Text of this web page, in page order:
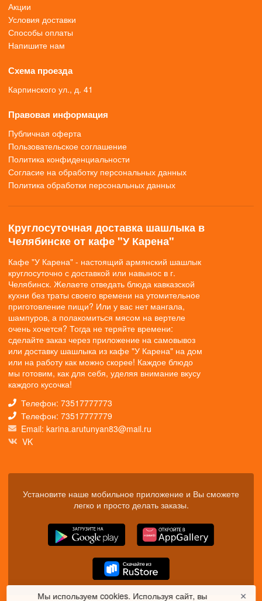
Акции
Условия доставки
Способы оплаты
Напишите нам
Схема проезда
Карпинского ул., д. 41
Правовая информация
Публичная оферта
Пользовательское соглашение
Политика конфиденциальности
Согласие на обработку персональных данных
Политика обработки персональных данных
Круглосуточная доставка шашлыка в
Челябинске от кафе "У Карена"
Кафе "У Карена" - настоящий армянский шашлык
круглосуточно с доставкой или навынос в г.
Челябинск. Желаете отведать блюда кавказской
кухни без траты своего времени на утомительное
приготовление пищи? Или у вас нет мангала,
шампуров, а полакомиться мясом на вертеле
очень хочется? Тогда не теряйте времени:
сделайте заказ через приложение на самовывоз
или доставку шашлыка из кафе "У Карена" на дом
или на работу как можно скорее! Каждое блюдо
мы готовим, как для себя, уделяя внимание вкусу
каждого кусочка!
Телефон: 73517777773
Телефон: 73517777779
Email: karina.arutunyan83@mail.ru
VK
Установите наше мобильное приложение и Вы сможете
легко и просто делать заказы.
Мы используем cookies. Используя сайт, вы ✕